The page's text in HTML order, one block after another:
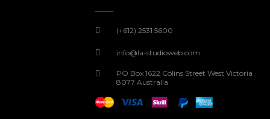
(+612) 2531 5600
info@la-studioweb.com
PO Box 1622 Colins Street West Victoria
8077 Australia